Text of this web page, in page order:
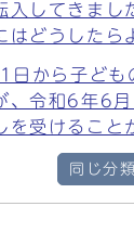
入してきまし
はどうしたら
日から子ども
、令和6年6
を受けること
同じ分